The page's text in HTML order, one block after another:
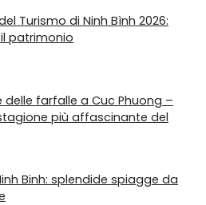
Turismo di Ninh Bình 2026:
patrimonio
delle farfalle a Cuc Phuong –
più affascinante del
Binh: splendide spiagge da